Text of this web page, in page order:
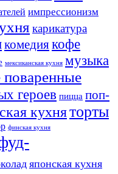
импрессионизм
карикатура
комедиякофе
мексиканская кухня музыка
героев пицца поп-
кухняторты
финская кухня
японская кухня